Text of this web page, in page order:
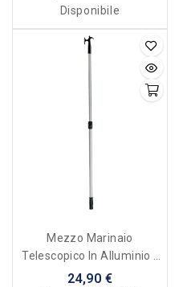
Disponibile
Mezzo Marinaio
Telescopico In Alluminio -
120/210 Cm
24,90 €